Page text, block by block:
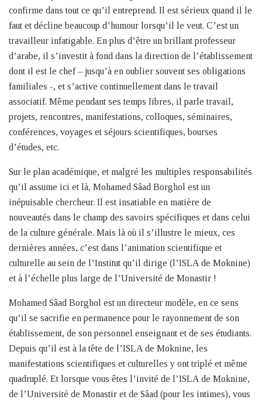
confirme dans tout ce qu’il entreprend. Il est sérieux quand il le
faut et décline beaucoup d’humour lorsqu’il le veut. C’est un
travailleur infatigable. En plus d’être un brillant professeur
d’arabe, il s’investit à fond dans la direction de l’établissement
dont il est le chef – jusqu’à en oublier souvent ses obligations
familiales -, et s’active continuellement dans le travail
associatif. Même pendant ses temps libres, il parle travail,
projets, rencontres, manifestations, colloques, séminaires,
conférences, voyages et séjours scientifiques, bourses
d’études, etc.
Sur le plan académique, et malgré les multiples responsabilités
qu’il assume ici et là, Mohamed Sâad Borghol est un
inépuisable chercheur. Il est insatiable en matière de
nouveautés dans le champ des savoirs spécifiques et dans celui
de la culture générale. Mais là où il s’illustre le mieux, ces
dernières années, c’est dans l’animation scientifique et
culturelle au sein de l’Institut qu’il dirige (l’ISLA de Moknine)
et à l’échelle plus large de l’Université de Monastir !
Mohamed Sâad Borghol est un directeur modèle, en ce sens
qu’il se sacrifie en permanence pour le rayonnement de son
établissement, de son personnel enseignant et de ses étudiants.
Depuis qu’il est à la tête de l’ISLA de Moknine, les
manifestations scientifiques et culturelles y ont triplé et même
quadruplé. Et lorsque vous êtes l’invité de l’ISLA de Moknine,
de l’Université de Monastir et de Sâad (pour les intimes), vous